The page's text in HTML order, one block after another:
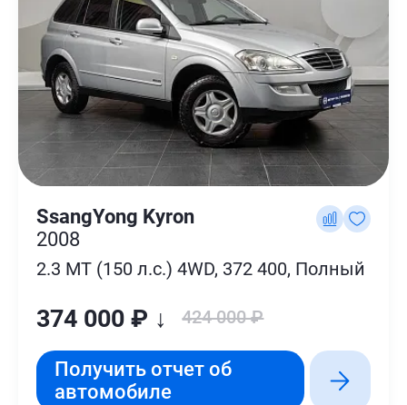
SsangYong Kyron
2008
2.3 MT (150 л.с.) 4WD, 372 400, Полный
374 000 ₽ ↓ 424 000 ₽
Получить отчет об
автомобиле